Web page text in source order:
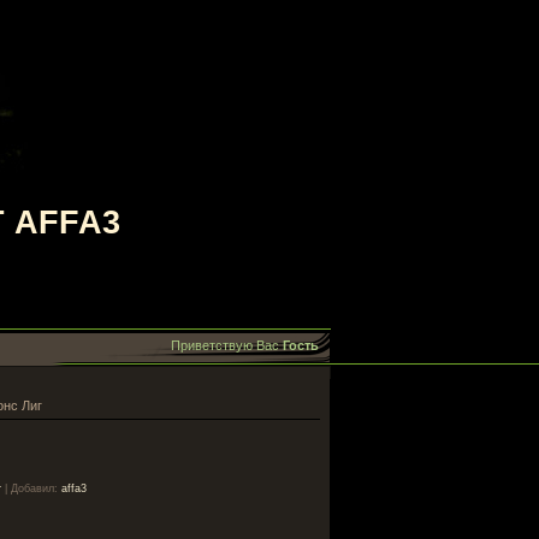
Приветствую ВасГость
Лиг
| Добавил: affa3